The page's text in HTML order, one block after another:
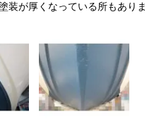
装が厚くなっている所もありま